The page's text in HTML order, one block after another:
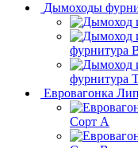
Дымоходы
фурнитура
Евровагонка
Сорт А